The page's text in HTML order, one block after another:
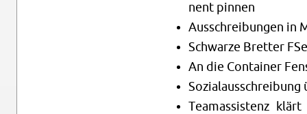
nent pin­nen
Aus­schrei­bun­gen in
Schwar­ze Bret­ter
An die Con­tai­ner
Tea­m­as­sis­tenz